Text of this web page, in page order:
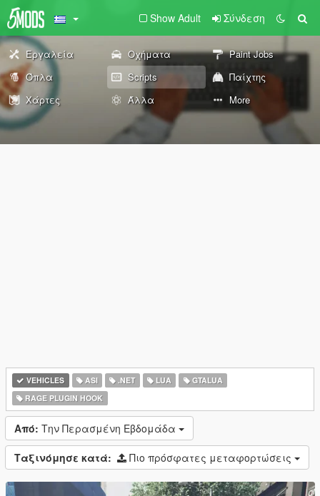
Show Adult Σύνδεση
Εργαλεία Οχήματα
Paint Jobs
Όπλα
Scripts
Παίχτης
Χάρτες
Άλλα More
VEHICLES ASI .NET LUA
GTALUA
RAGE PLUGIN HOOK
Από: Την Περασμένη Εβδομάδα
Ταξινόμησε κατά: Πιο πρόσφατες μεταφορτώσεις